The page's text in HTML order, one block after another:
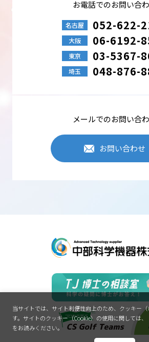
お電話でのお問い合
名古屋 052-622-
大阪 06-6192-
東京 03-5367-
埼玉 048-876-
メールでのお問い合
お問い合わせ
当サイトでは、サイト利便性向上のため、クッキー
す。 サイトのクッキー（Cookie）の使用に関しては、
をお読みください。